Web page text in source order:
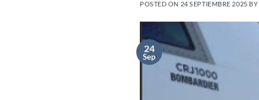
POSTED ON 24 SEPTIEMBRE 2025 BY
24
Sep